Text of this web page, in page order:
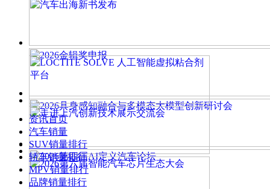
资讯首页
汽车销量
SUV销量排行
轿车销量排行
MPV销量排行
品牌销量排行